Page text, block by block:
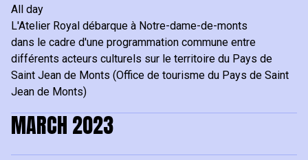
All day
L'Atelier Royal débarque à Notre-dame-de-monts
dans le cadre d'une programmation commune entre
différents acteurs culturels sur le territoire du Pays de
Saint Jean de Monts (Office de tourisme du Pays de Saint
Jean de Monts)
MARCH 2023